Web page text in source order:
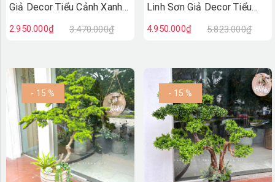
Giả Decor Tiểu Cảnh Xanh
2.950.000₫ 3.470.000₫
Linh Sơn Giả Decor Tiểu
Cầu (220cm)- CC1378
4.950.000₫ 5.823.000₫
- 15 % - 15 %